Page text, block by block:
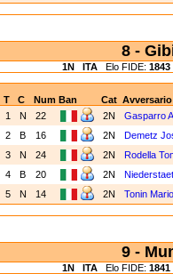
8 -
1N ITA Elo FIDE: 1843
T C Num Ban Cat Avversario
1
N 22 2N
Gasparro
2
B 16 2N
Demetz
3
N 24 2N
Rodella
4
B 20 2N
5
N 14 2N Tonin Mario
9 -
1N ITA Elo FIDE: 1841